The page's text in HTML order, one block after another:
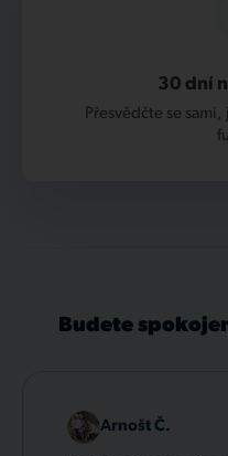
30 dní
Přesvědčte se
Budete
Arnošt Č.